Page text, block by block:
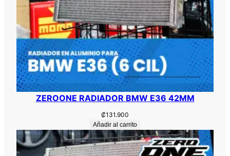
ZEROONE RADIADOR BMW E36 42MM
₡131.900
Añadir al carrito